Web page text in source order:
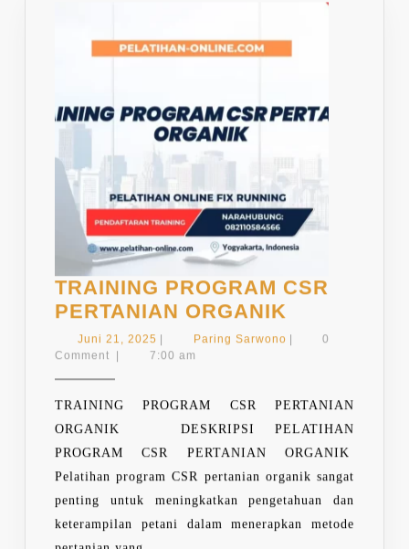
TRAINING PROGRAM CSR
PERTANIAN ORGANIK
PROGRAM
ORGANIK
Juni 21, 2025 Juni
21,
Paring SarwonoParing0
Comment
7:00 am
TRAINING PROGRAM CSR PERTANIAN
ORGANIK DESKRIPSI PELATIHAN
PROGRAM CSR PERTANIAN ORGANIK
Pelatihan program CSR pertanian organik sangat
penting untuk meningkatkan pengetahuan dan
keterampilan petani dalam menerapkan metode